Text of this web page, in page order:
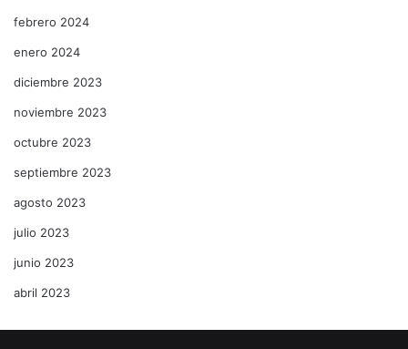
febrero 2024
enero 2024
diciembre 2023
noviembre 2023
octubre 2023
septiembre 2023
agosto 2023
julio 2023
junio 2023
abril 2023